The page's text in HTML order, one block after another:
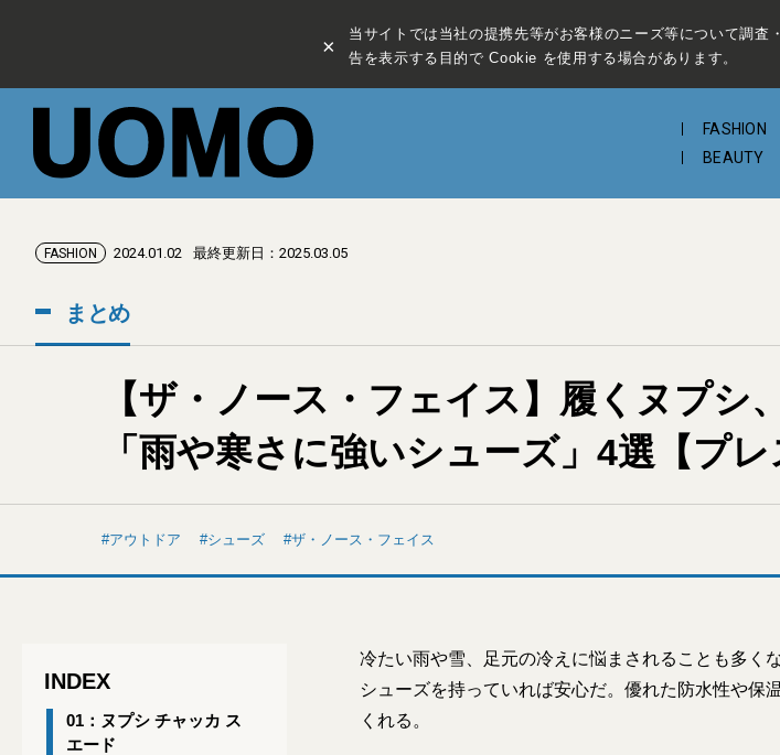
×
当サイトでは当社の提携先等がお客様のニーズ等について調査
告を表示する目的で Cookie を使用する場合があります。
FASHION
BEAUTY
FASHION 2024.01.02 最終更新日：2025.03.05
まとめ
【ザ・ノース・フェイス】履くヌプ
「雨や寒さに強いシューズ」4選【プレ
アウトドア シューズ ザ・ノース・フェイス
INDEX
01：ヌプシ チャッカ ス
エード
冷たい雨や雪、足元の冷えに悩まされることも多く
シューズを持っていれば安心だ。優れた防水性や保
くれる。